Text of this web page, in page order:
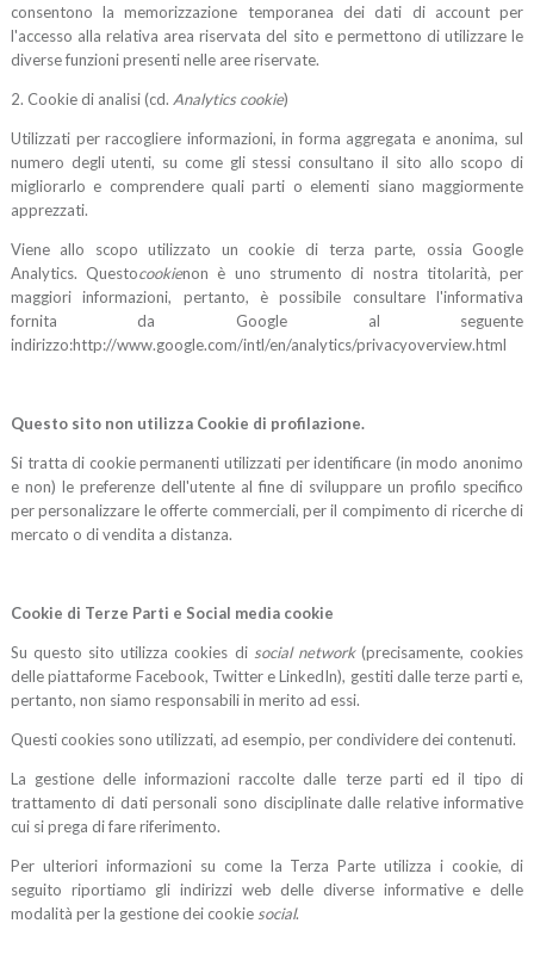
consentono la memorizzazione temporanea dei dati di account per
l'accesso alla relativa area riservata del sito e permettono di utilizzare le
diverse funzioni presenti nelle aree riservate.
2. Cookie di analisi (cd. Analytics cookie)
Utilizzati per raccogliere informazioni, in forma aggregata e anonima, sul
numero degli utenti, su come gli stessi consultano il sito allo scopo di
migliorarlo e comprendere quali parti o elementi siano maggiormente
apprezzati.
Viene allo scopo utilizzato un cookie di terza parte, ossia Google
Analytics. Questocookienon è uno strumento di nostra titolarità, per
maggiori informazioni, pertanto, è possibile consultare l'informativa
fornita da Google al seguente
indirizzo:http://www.google.com/intl/en/analytics/privacyoverview.html
Questo sito non utilizza Cookie di profilazione.
Si tratta di cookie permanenti utilizzati per identificare (in modo anonimo
e non) le preferenze dell'utente al fine di sviluppare un profilo specifico
per personalizzare le offerte commerciali, per il compimento di ricerche di
mercato o di vendita a distanza.
Cookie di Terze Parti e Social media cookie
Su questo sito utilizza cookies di social network(precisamente, cookies
delle piattaforme Facebook, Twitter e LinkedIn), gestiti dalle terze parti e,
pertanto, non siamo responsabili in merito ad essi.
Questi cookies sono utilizzati, ad esempio, per condividere dei contenuti.
La gestione delle informazioni raccolte dalle terze parti ed il tipo di
trattamento di dati personali sono disciplinate dalle relative informative
cui si prega di fare riferimento.
Per ulteriori informazioni su come la Terza Parte utilizza i cookie, di
seguito riportiamo gli indirizzi web delle diverse informative e delle
modalità per la gestione dei cookie social.